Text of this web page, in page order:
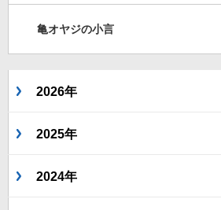
亀オヤジの小言
2026年
2025年
2024年